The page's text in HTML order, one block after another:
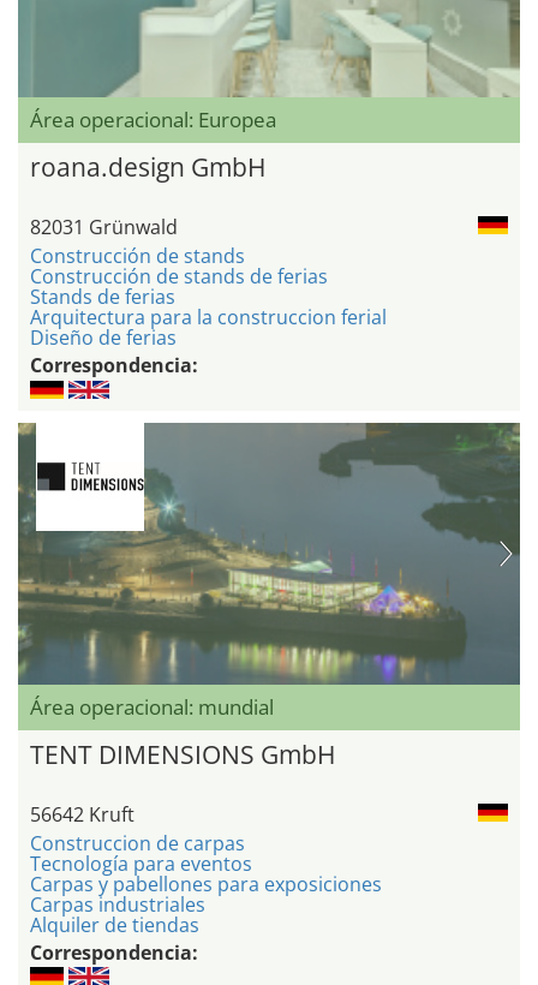
Área operacional: Europea
roana.design GmbH
82031 Grünwald
Construcción de stands
Construcción de stands de ferias
Stands de ferias
Arquitectura para la construccion ferial
Diseño de ferias
Correspondencia:
Área operacional: mundial
TENT DIMENSIONS GmbH
56642 Kruft
Construccion de carpas
Tecnología para eventos
Carpas y pabellones para exposiciones
Carpas industriales
Alquiler de tiendas
Correspondencia: